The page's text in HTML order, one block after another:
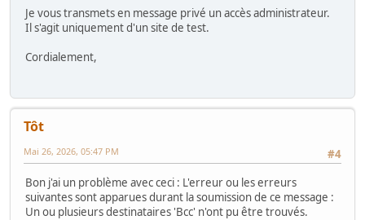
Je vous transmets en message privé un accès administrateur.
Il s'agit uniquement d'un site de test.
Cordialement,
Tôt
#4
Mai 26, 2026, 05:47 PM
Bon j'ai un problème avec ceci : L'erreur ou les erreurs
suivantes sont apparues durant la soumission de ce message :
Un ou plusieurs destinataires 'Bcc' n'ont pu être trouvés.